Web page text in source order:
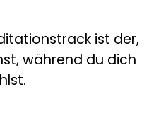
ist der,
während du dich